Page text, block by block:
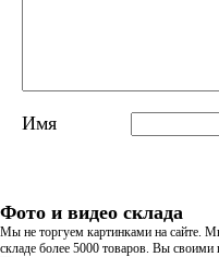
Имя
Фото и видео склада
Мы не торгуем картинками на сайте.
складе более 5000 товаров. Вы своими